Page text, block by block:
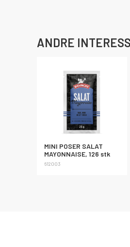
ANDRE
MINI POSER SALAT
MAYONNAISE, 126 stk
612003